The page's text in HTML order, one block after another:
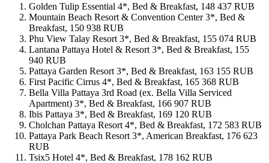
Golden Tulip Essential 4*, Bed & Breakfast, 148 437 RUB
Mountain Beach Resort & Convention Center 3*, Bed &
Breakfast, 150 938 RUB
Phu View Talay Resort 3*, Bed & Breakfast, 155 074 RUB
Lantana Pattaya Hotel & Resort 3*, Bed & Breakfast, 155
940 RUB
Pattaya Garden Resort 3*, Bed & Breakfast, 163 155 RUB
First Pacific Cirrus 4*, Bed & Breakfast, 165 368 RUB
Bella Villa Pattaya 3rd Road (ex. Bella Villa Serviced
Apartment) 3*, Bed & Breakfast, 166 907 RUB
Ibis Pattaya 3*, Bed & Breakfast, 169 120 RUB
Cholchan Pattaya Resort 4*, Bed & Breakfast, 172 583 RUB
Pattaya Park Beach Resort 3*, American Breakfast, 176 623
RUB
Tsix5 Hotel 4*, Bed & Breakfast, 178 162 RUB